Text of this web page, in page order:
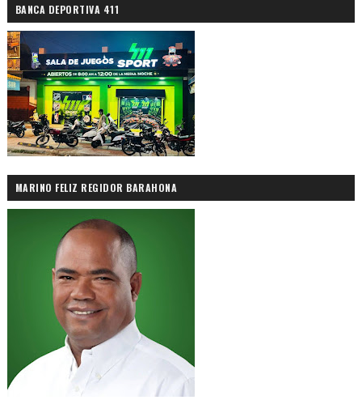
BANCA DEPORTIVA 411
MARINO FELIZ REGIDOR BARAHONA